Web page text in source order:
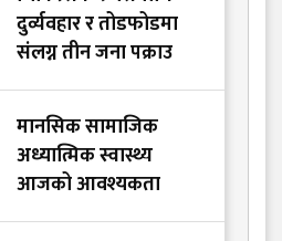
दुर्व्यवहार र तोडफोडमा
संलग्न तीन जना पक्राउ
मानसिक सामाजिक
अध्यात्मिक स्वास्थ्य
आजको आवश्यकता